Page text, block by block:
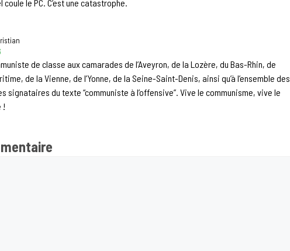
coule le PC. C’est une catastrophe.
de classe aux camarades de l’Aveyron, de la Lozère, du Bas-Rhin, de
de la Vienne, de l’Yonne, de la Seine-Saint-Denis, ainsi qu’à l’ensemble des
signataires du texte “communiste à l’offensive”. Vive le communisme, vive le
!